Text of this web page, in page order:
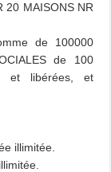
20 MAISONS NR
de 100000
de 100
et libérées, et
illimitée.